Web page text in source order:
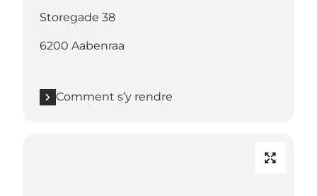
Storegade 38
6200 Aabenraa
Comment s’y rendre